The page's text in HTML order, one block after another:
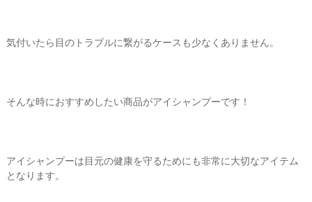
気付いたら目のトラブルに繋がるケースも少なくありません。
そんな時におすすめしたい商品がアイシャンプーです！
アイシャンプーは目元の健康を守るためにも非常に大切なアイテム
となります。